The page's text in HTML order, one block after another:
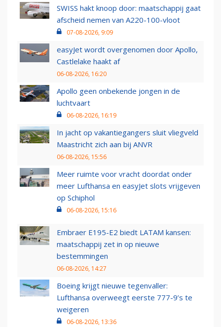
SWISS hakt knoop door: maatschappij gaat
afscheid nemen van A220-100-vloot
07-08-2026, 9:09
easyJet wordt overgenomen door Apollo,
Castlelake haakt af
06-08-2026, 16:20
Apollo geen onbekende jongen in de
luchtvaart
06-08-2026, 16:19
In jacht op vakantiegangers sluit vliegveld
Maastricht zich aan bij ANVR
06-08-2026, 15:56
Meer ruimte voor vracht doordat onder
meer Lufthansa en easyJet slots vrijgeven
op Schiphol
06-08-2026, 15:16
Embraer E195-E2 biedt LATAM kansen:
maatschappij zet in op nieuwe
bestemmingen
06-08-2026, 14:27
Boeing krijgt nieuwe tegenvaller:
Lufthansa overweegt eerste 777-9’s te
weigeren
06-08-2026, 13:36